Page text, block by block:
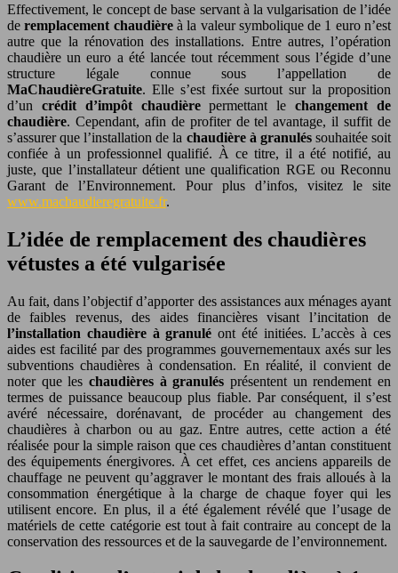
Effectivement, le concept de base servant à la vulgarisation de l’idée
deremplacement chaudièreà la valeur symbolique de 1 euro n’est
autre que la rénovation des installations. Entre autres, l’opération
chaudière un euro a été lancée tout récemment sous l’égide d’une
structure légale connue sous l’appellation de
MaChaudièreGratuite. Elle s’est fixée surtout sur la proposition
d’un crédit d’impôt chaudièrepermettant lechangement de
chaudière. Cependant, afin de profiter de tel avantage, il suffit de
s’assurer que l’installation de la chaudière à granuléssouhaitée soit
confiée à un professionnel qualifié. À ce titre, il a été notifié, au
juste, que l’installateur détient une qualification RGE ou Reconnu
Garant de l’Environnement. Pour plus d’infos, visitez le site
www.machaudieregratuite.fr.
L’idée de remplacement des chaudières
vétustes a été vulgarisée
Au fait, dans l’objectif d’apporter des assistances aux ménages ayant
de faibles revenus, des aides financières visant l’incitation de
l’installation chaudière à granulé ont été initiées. L’accès à ces
aides est facilité par des programmes gouvernementaux axés sur les
subventions chaudières à condensation. En réalité, il convient de
noter que les chaudières à granulés présentent un rendement en
termes de puissance beaucoup plus fiable. Par conséquent, il s’est
avéré nécessaire, dorénavant, de procéder au changement des
chaudières à charbon ou au gaz. Entre autres, cette action a été
réalisée pour la simple raison que ces chaudières d’antan constituent
des équipements énergivores. À cet effet, ces anciens appareils de
chauffage ne peuvent qu’aggraver le montant des frais alloués à la
consommation énergétique à la charge de chaque foyer qui les
utilisent encore. En plus, il a été également révélé que l’usage de
matériels de cette catégorie est tout à fait contraire au concept de la
conservation des ressources et de la sauvegarde de l’environnement.